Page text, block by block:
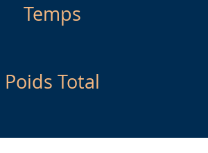
Temps
Poids Total